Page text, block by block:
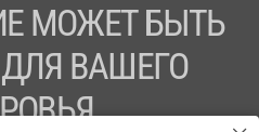
МОЖЕТ БЫТЬ
ВАШЕГО